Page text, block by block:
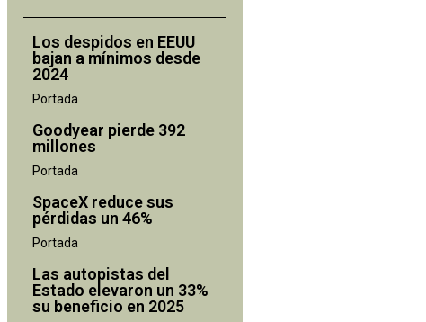
Los despidos en EEUU
bajan a mínimos desde
2024
Portada
Goodyear pierde 392
millones
Portada
SpaceX reduce sus
pérdidas un 46%
Portada
Las autopistas del
Estado elevaron un 33%
su beneficio en 2025